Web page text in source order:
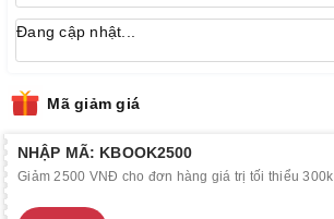
Đang cập nhật...
Mã giảm giá
NHẬP MÃ: KBOOK2500
Giảm 2500 VNĐ cho đơn hàng giá trị tối thiểu 300k